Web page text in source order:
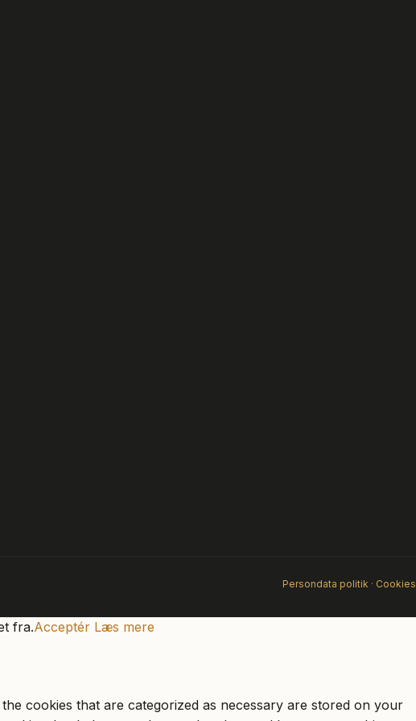
Persondata politik · Cookies
fra.Acceptér Læs mere
cookies that are categorized as necessary are stored on your